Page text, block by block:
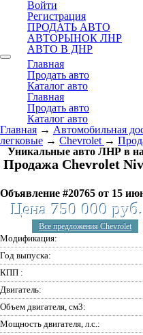
Войти
Регистрация
ПРОДАТЬ АВТО
АВТОРЫНОК ЛНР
АВТО В ДНР
Главная
Продать авто
Каталог авто
Главная
Продать авто
Каталог авто
Главная → Автомобильная
легковые → Chevrolet →
Уникальные авто ЛНР в
Продажа Chevrolet
Объявление #20765 от 15
Цена 750 000 руб.
Все предложения Chevrolet
Модификация:
Год выпуска:
КПП :
Двигатель:
Объем двигателя, см3:
Мощность двигателя, л.с.: